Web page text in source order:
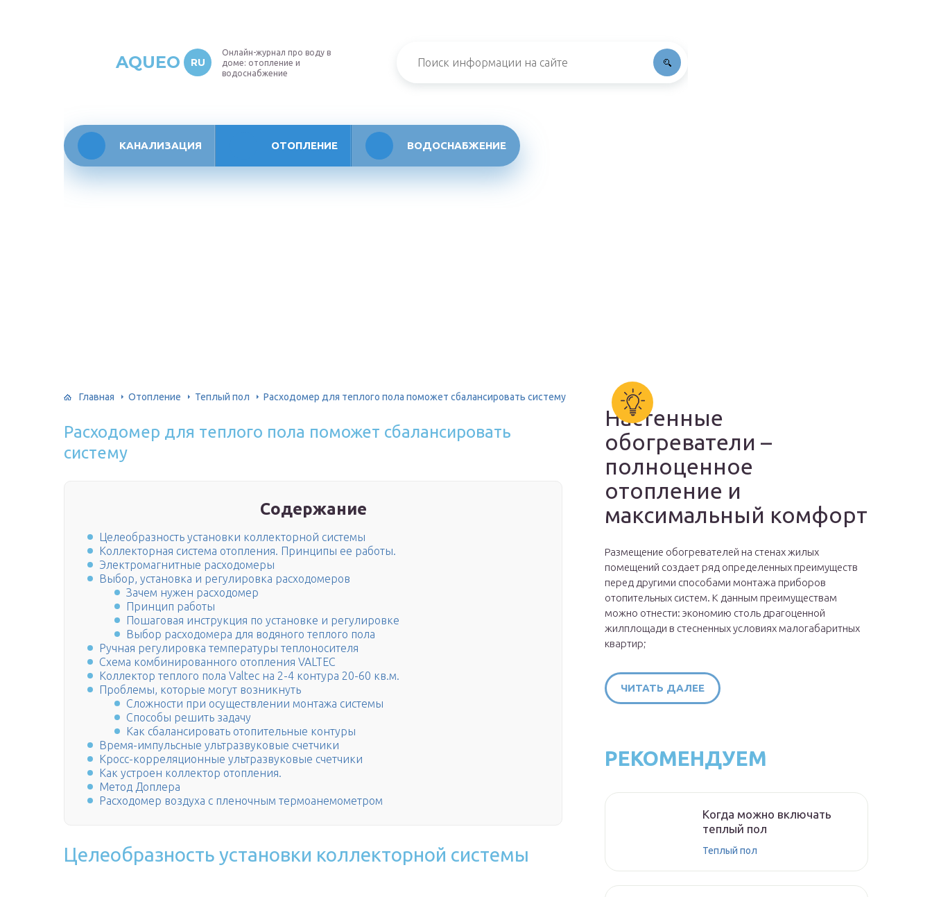
AQUEO RU
Онлайн-журнал про воду в
доме: отопление и
водоснабжение
КАНАЛИЗАЦИЯ ОТОПЛЕНИЕ ВОДОСНАБЖЕНИЕ
Главная Отопление Теплый пол Расходомер для теплого пола поможет сбалансировать систему
Расходомер для теплого пола поможет сбалансировать
систему
Содержание
Целеобразность установки коллекторной системы
Коллекторная система отопления. Принципы ее работы.
Электромагнитные расходомеры
Выбор, установка и регулировка расходомеров
Зачем нужен расходомер
Принцип работы
Пошаговая инструкция по установке и регулировке
Выбор расходомера для водяного теплого пола
Ручная регулировка температуры теплоносителя
Схема комбинированного отопления VALTEC
Коллектор теплого пола Valtec на 2-4 контура 20-60 кв.м.
Проблемы, которые могут возникнуть
Сложности при осуществлении монтажа системы
Способы решить задачу
Как сбалансировать отопительные контуры
Время-импульсные ультразвуковые счетчики
Кросс-корреляционные ультразвуковые счетчики
Как устроен коллектор отопления.
Метод Доплера
Расходомер воздуха с пленочным термоанемометром
Целеобразность установки коллекторной системы
Настенные
обогреватели –
полноценное
отопление и
максимальный комфорт
Размещение обогревателей на стенах жилых
помещений создает ряд определенных преимуществ
перед другими способами монтажа приборов
отопительных систем. К данным преимуществам
можно отнести: экономию столь драгоценной
жилплощади в стесненных условиях малогабаритных
квартир;
ЧИТАТЬ ДАЛЕЕ
РЕКОМЕНДУЕМ
Когда можно включать
теплый пол
Теплый пол